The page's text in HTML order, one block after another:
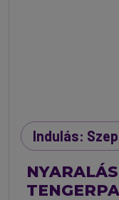
Indulás: